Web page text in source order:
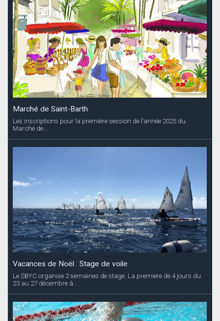
Marché de Saint-Barth
Les inscriptions pour la première session de l’année 2025 du
Marché de...
Vacances de Noël : Stage de voile
Le SBYC organise 2 semaines de stage. La premiere de 4 jours du
23 au 27 décembre à...